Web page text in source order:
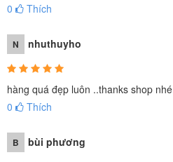
0
Thích
N nhuthuyho
hàng quá đẹp luôn ..thanks shop nhé
0
Thích
B bùi phương